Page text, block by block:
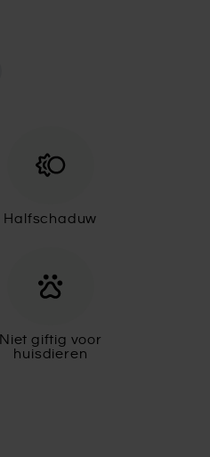
Halfschaduw
Niet giftig voor
huisdieren